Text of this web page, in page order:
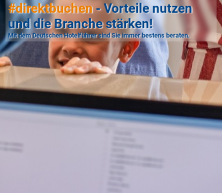
#direktbuchen- Vorteile nutzen
und die Branche stärken!
Mit dem Deutschen Hotelführer sind Sie immer bestens beraten.